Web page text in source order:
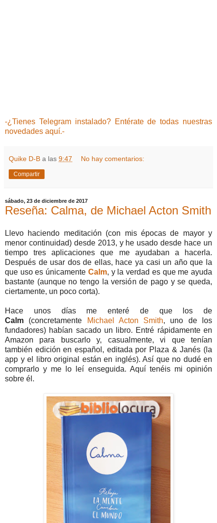
-¿Tienes Telegram instalado? Entérate de todas nuestras
novedades aquí.-
Quike D-B a las 9:47 No hay comentarios:
Compartir
sábado, 23 de diciembre de 2017
Reseña: Calma, de Michael Acton Smith
Llevo haciendo meditación (con mis épocas de mayor y
menor continuidad) desde 2013, y he usado desde hace un
tiempo tres aplicaciones que me ayudaban a hacerla.
Después de usar dos de ellas, hace ya casi un año que la
que uso es únicamente Calm, y la verdad es que me ayuda
bastante (aunque no tengo la versión de pago y se queda,
ciertamente, un poco corta).
Hace unos días me enteré de que los de
Calm (concretamente Michael Acton Smith, uno de los
fundadores) habían sacado un libro. Entré rápidamente en
Amazon para buscarlo y, casualmente, vi que tenían
también edición en español, editada por Plaza & Janés (la
app y el libro original están en inglés). Así que no dudé en
comprarlo y me lo leí enseguida. Aquí tenéis mi opinión
sobre él.